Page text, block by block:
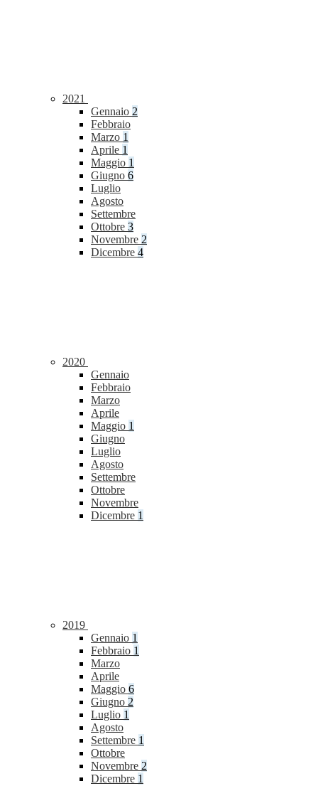
2021
Gennaio 2
Febbraio
Marzo 1
Aprile 1
Maggio 1
Giugno 6
Luglio
Agosto
Settembre
Ottobre 3
Novembre 2
Dicembre 4
2020
Gennaio
Febbraio
Marzo
Aprile
Maggio 1
Giugno
Luglio
Agosto
Settembre
Ottobre
Novembre
Dicembre 1
2019
Gennaio 1
Febbraio 1
Marzo
Aprile
Maggio 6
Giugno 2
Luglio 1
Agosto
Settembre 1
Ottobre
Novembre 2
Dicembre 1